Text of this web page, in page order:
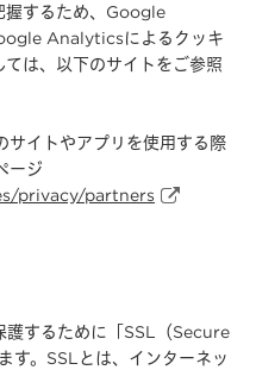
握するため、Google
Analyticsによるクッキ
は、以下のサイトをご参照
サイトやアプリを使用する際
ージ
privacy/partners
護するために「SSL（Secure
す。SSLとは、インターネッ